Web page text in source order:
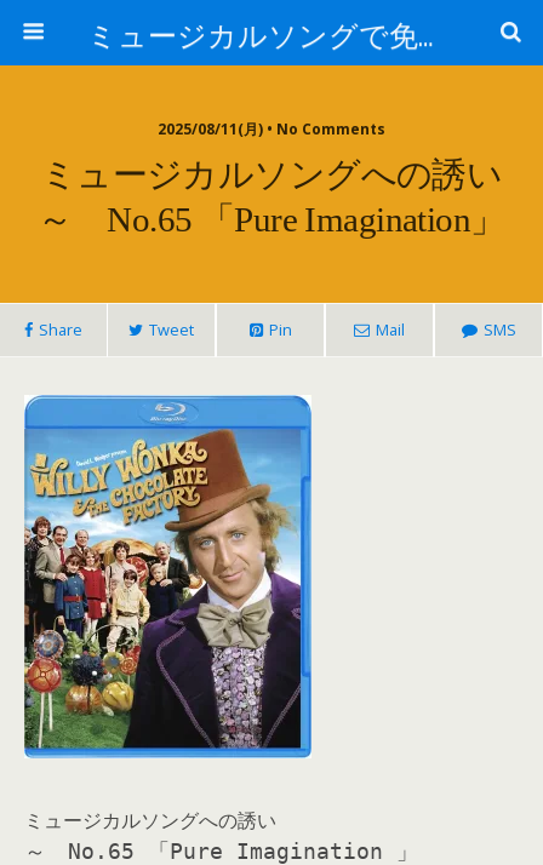
ミュージカルソングで免疫力を高める My Music and Spiritual Therapy
2025/08/11(月) • No Comments
ミュージカルソングへの誘い
～ No.65 「Pure Imagination」
Share Tweet Pin Mail SMS
ミュージカルソングへの誘い
～ No.65 「Pure Imagination 」